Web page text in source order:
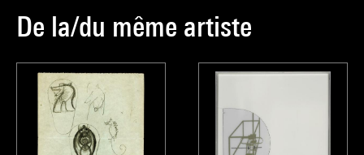
De la/du même artiste